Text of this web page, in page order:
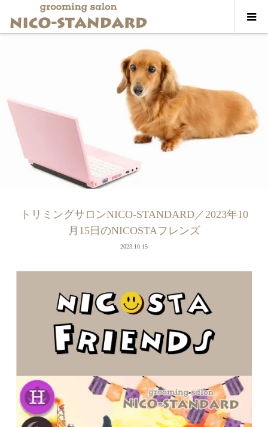
トリミングサロンNICO-STANDARD／2023年10
月15日のNICOSTAフレンズ
2023.10.15